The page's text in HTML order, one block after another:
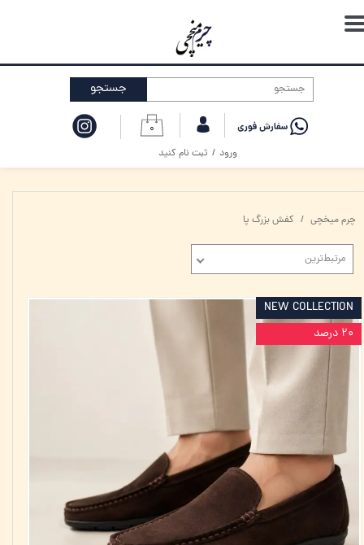
۰
ورود / ثبت نام کنید
حساب کاربری من
تغییر گذر واژه
خروج از حساب کاربری
جستجو
چرم میخچی کفش بزرگ پا
مرتبط‌ترین
NEW COLLECTION
۲۰ درصد